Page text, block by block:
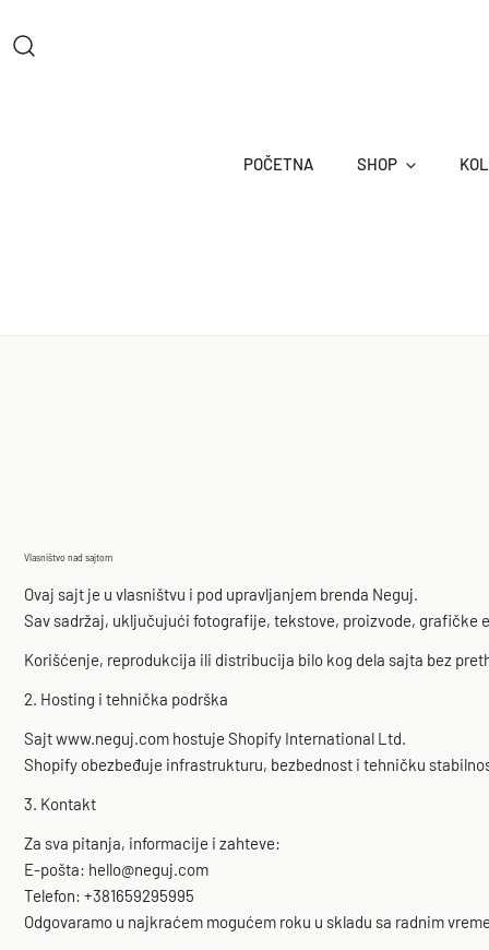
POČETNA SHOP
Vlasništvo nad sajtom
Ovaj sajt je u vlasništvu i pod upravljanjem brenda Neguj.
Sav sadržaj, uključujući fotografije, tekstove, proizvode, grafičke
Korišćenje, reprodukcija ili distribucija bilo kog dela sajta bez
2. Hosting i tehnička podrška
Sajt www.neguj.com hostuje Shopify International Ltd.
Shopify obezbeđuje infrastrukturu, bezbednost i tehničku
3. Kontakt
Za sva pitanja, informacije i zahteve:
E-pošta: hello@neguj.com
Telefon: +381659295995
Odgovaramo u najkraćem mogućem roku u skladu sa radnim